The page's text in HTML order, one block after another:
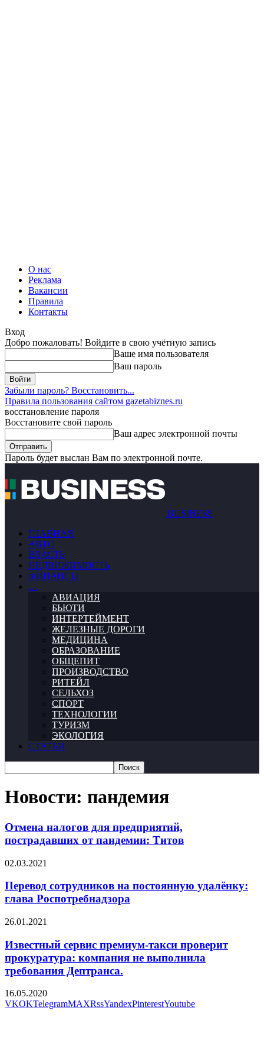
О нас
Реклама
Вакансии
Правила
Контакты
Вход
Добро пожаловать! Войдите в свою учётную запись
Ваше имя пользователя
Ваш пароль
Забыли пароль? Восстановить...
Правила пользования сайтом gazetabiznes.ru
восстановление пароля
Восстановите свой пароль
Ваш адрес электронной почты
Пароль будет выслан Вам по электронной почте.
BUSINESS
ГЛАВНАЯ
АВТО
ВЛАСТЬ
НЕДВИЖИМОСТЬ
ФИНАНСЫ
…
АВИАЦИЯ
БЬЮТИ
ИНТЕРТЕЙМЕНТ
ЖЕЛЕЗНЫЕ ДОРОГИ
МЕДИЦИНА
ОБРАЗОВАНИЕ
ОБЩЕПИТ
ПРОИЗВОДСТВО
РИТЕЙЛ
СЕЛЬХОЗ
СПОРТ
ТЕХНОЛОГИИ
ТУРИЗМ
ЭКОЛОГИЯ
СТАТЬИ
Новости: пандемия
Отмена налогов для предприятий,
пострадавших от пандемии: Титов
02.03.2021
Перевод сотрудников на постоянную удалёнку:
глава Роспотребнадзора
26.01.2021
Известный сервис премиум-такси проверит
прокуратура: компания не выполнила
требования Дептранса.
16.05.2020
VKOKTelegramMAXRssYandexPinterestYoutube